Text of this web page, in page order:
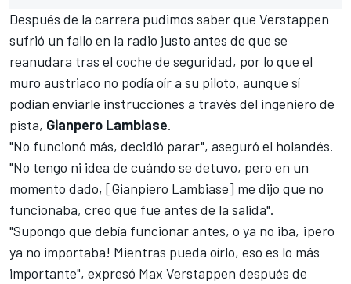
Después de la carrera pudimos saber que Verstappen
sufrió un fallo en la radio justo antes de que se
reanudara tras el coche de seguridad, por lo que el
muro austriaco no podía oír a su piloto, aunque sí
podían enviarle instrucciones a través del ingeniero de
pista, Gianpero Lambiase.
"No funcionó más, decidió parar", aseguró el holandés.
"No tengo ni idea de cuándo se detuvo, pero en un
momento dado, [Gianpiero Lambiase] me dijo que no
funcionaba, creo que fue antes de la salida".
"Supongo que debía funcionar antes, o ya no iba, ¡pero
ya no importaba! Mientras pueda oírlo, eso es lo más
importante", expresó Max Verstappen después de